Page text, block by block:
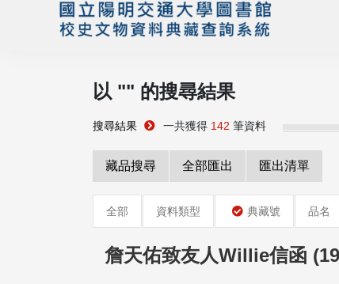
以 "" 的搜尋結果
搜尋結果 一共獲得 142 筆資料
藏品搜尋 全部匯出 匯出清單
全部 資料類型 典藏號 品名
詹天佑致友人Willie信函